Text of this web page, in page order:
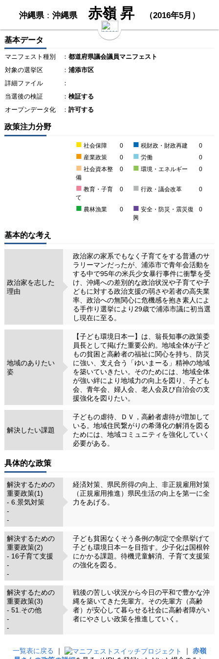
沖縄県： 沖縄県 赤嶺 昇 （2016年5月）
基本データ
マニフェスト種別 ： 都道府県議会議員マニフェスト
対象の選挙区
： 浦添市区
詳細ファイル
：
当選後の検証
： 検証する
オープンデータ化
： 許可する
政策注力分野
■ 社会保障 0 ■ 税財政・財政再建 0
■ 産業政策 0 ■ 労働 0
■ 社会資本整
備
0 ■ 環境・エネルギー 0
■ 教育・子育
て
0 ■ 行政・議会改革 0
■ 農林漁業 0 ■ 安全・防災・震災復
興
0
基本的な考え
政治家を志した
理由
政治家の家系でもなく子育てをする普通のサ
ラリーマンだったが、浦添市で青年会活動を
する中で95年の米兵少女暴行事件に衝撃を受
け、沖縄への差別的な政治状況や子育てや子
どもに対する政治支援の弱さや若者の高失業
率、政治への無関心に危機感を抱き素人によ
る手作り選挙により29歳で浦添市議に初当選
し現在に至る。
地域のありたい
姿
【子ども環境日本一】は、翁長知事の政策委
員長として掲げた重要公約。地域全体が子ど
もの貧困と高齢者の福祉に関心を持ち、防災
に強い、支え合う「ゆいまーる」精神の地域
を築いていきたい。そのためには、地域全体
が強い絆により地域力の向上を図り、子ども
会、青年会、婦人会、老人会及び自治会の支
援強化を図りたい。
解決したい課題
子どもの虐待、ＤＶ，高齢者虐待が増加して
いる。地域住民繋がりの希薄化の解消を図る
ためには、地域コミュニティを強化していく
必要がある。
具体的な政策
解決するための
重要政策(1)
- 6.景気対策
-
-
経済対策、県民所得の向上、非正規雇用対策
（正規雇用推進）県民生活の向上を第一に全
力をあげる。
解決するための
重要政策(2)
- 16子育て支援
-
-
子ども貧困なくそう条例の制定で全県挙げて
子ども環境日本一を目指す。少子化は国根幹
にかかる課題。待機児童解消、子育て支援策
の強化を図る。
解決するための
重要政策(3)
- 51.その他
-
-
戦後の苦しい状況から今日の平和で豊かな沖
縄を築いてきた先輩方。その先輩方（高齢
者）が安心して暮らせる社会に高齢者障がい
者にやさしい政策を推進していく。
一覧表に戻る ｜ ｜ 赤嶺